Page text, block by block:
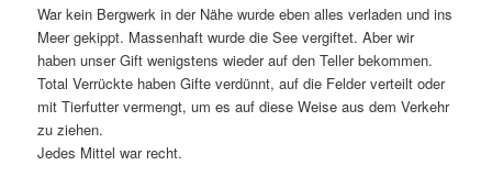
War kein Bergwerk in der Nähe wurde eben alles verladen und ins
Meer gekippt. Massenhaft wurde die See vergiftet. Aber wir
haben unser Gift wenigstens wieder auf den Teller bekommen.
Total Verrückte haben Gifte verdünnt, auf die Felder verteilt oder
mit Tierfutter vermengt, um es auf diese Weise aus dem Verkehr
zu ziehen.
Jedes Mittel war recht.